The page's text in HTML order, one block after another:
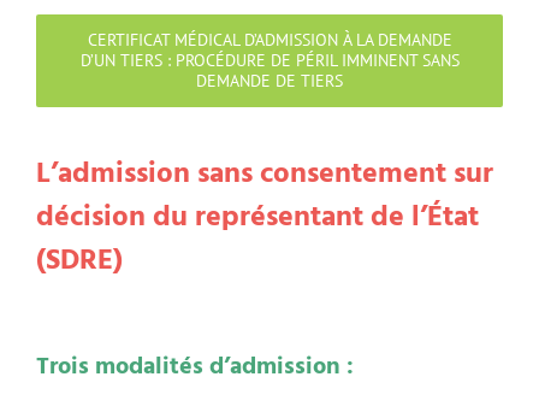
CERTIFICAT MÉDICAL D’ADMISSION À LA DEMANDE
D’UN TIERS : PROCÉDURE DE PÉRIL IMMINENT SANS
DEMANDE DE TIERS
L’admission sans consentement sur
décision du représentant de l’État
(SDRE)
Trois modalités d’admission :